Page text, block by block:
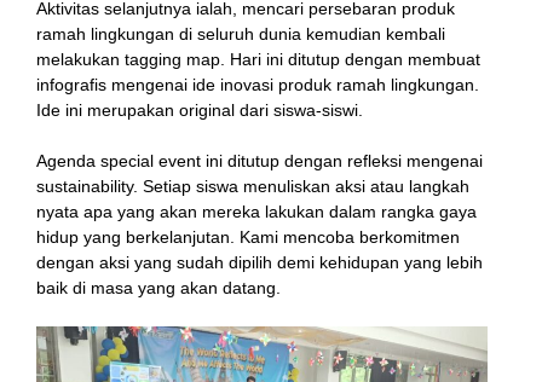
Aktivitas selanjutnya ialah, mencari persebaran produk
ramah lingkungan di seluruh dunia kemudian kembali
melakukan tagging map. Hari ini ditutup dengan membuat
infografis mengenai ide inovasi produk ramah lingkungan.
Ide ini merupakan original dari siswa-siswi.
Agenda special event ini ditutup dengan refleksi mengenai
sustainability. Setiap siswa menuliskan aksi atau langkah
nyata apa yang akan mereka lakukan dalam rangka gaya
hidup yang berkelanjutan. Kami mencoba berkomitmen
dengan aksi yang sudah dipilih demi kehidupan yang lebih
baik di masa yang akan datang.